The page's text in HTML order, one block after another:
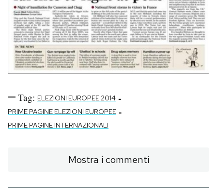
Tag: ELEZIONI EUROPEE 2014 -
PRIME PAGINE ELEZIONI EUROPEE -
PRIME PAGINE INTERNAZIONALI
Mostra i commenti